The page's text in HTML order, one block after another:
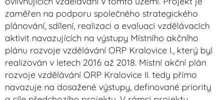
zaměřen na podporu společného strategického
plánování, sdílení, realizaci a evaluaci vzdělávacích
aktivit navazujících na výstupy Místního akčního
plánu rozvoje vzdělávání ORP Kralovice I., který byl
realizován v letech 2016 až 2018. Místní akční plán
rozvoje vzdělávání ORP Kralovice II. tedy přímo
navazuje na dosažené výstupy, definované priority